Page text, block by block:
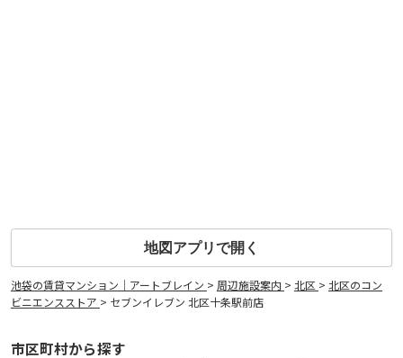
地図アプリで開く
池袋の賃貸マンション｜アートブレイン > 周辺施設案内 > 北区 > 北区のコン
ビニエンスストア > セブンイレブン 北区十条駅前店
市区町村から探す